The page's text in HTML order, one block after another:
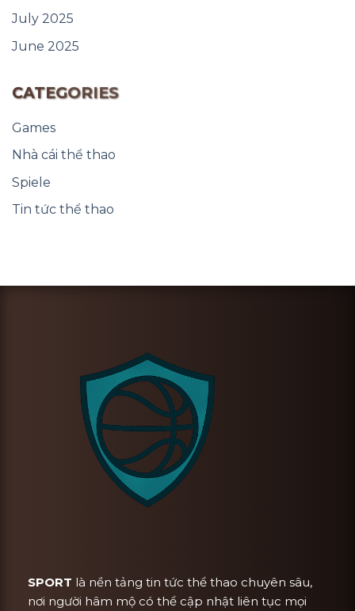
July 2025
June 2025
CATEGORIES
Games
Nhà cái thể thao
Spiele
Tin tức thể thao
SPORT là nền tảng tin tức thể thao chuyên sâu,
nơi người hâm mộ có thể cập nhật liên tục mọi